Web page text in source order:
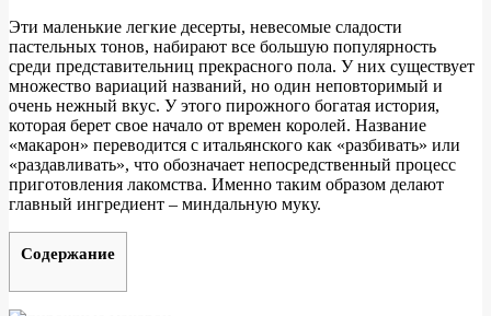
Эти маленькие легкие десерты, невесомые сладости
пастельных тонов, набирают все большую популярность
среди представительниц прекрасного пола. У них существует
множество вариаций названий, но один неповторимый и
очень нежный вкус. У этого пирожного богатая история,
которая берет свое начало от времен королей. Название
«макарон» переводится с итальянского как «разбивать» или
«раздавливать», что обозначает непосредственный процесс
приготовления лакомства. Именно таким образом делают
главный ингредиент – миндальную муку.
Содержание